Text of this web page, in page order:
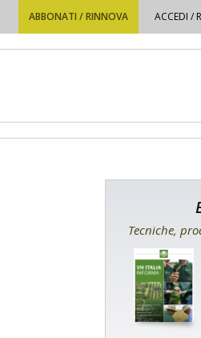
ABBONATI / RINNOVA ACCEDI /
Tecniche,